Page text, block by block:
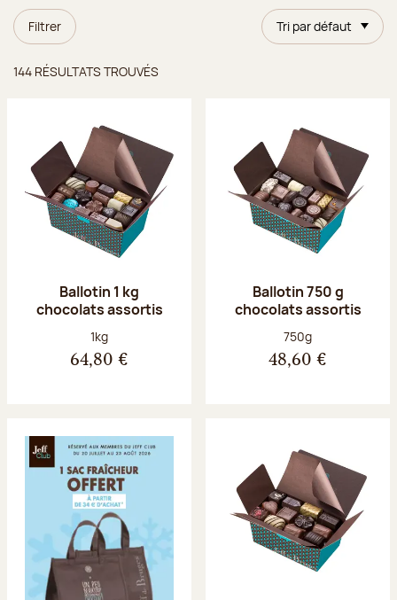
Filtrer Tri par défaut
144 RÉSULTATS TROUVÉS
Ballotin 1 kg
chocolats assortis
Poids net :
1kg
64,80 €
Ballotin 750 g
chocolats assortis
Poids net :
750g
48,60 €